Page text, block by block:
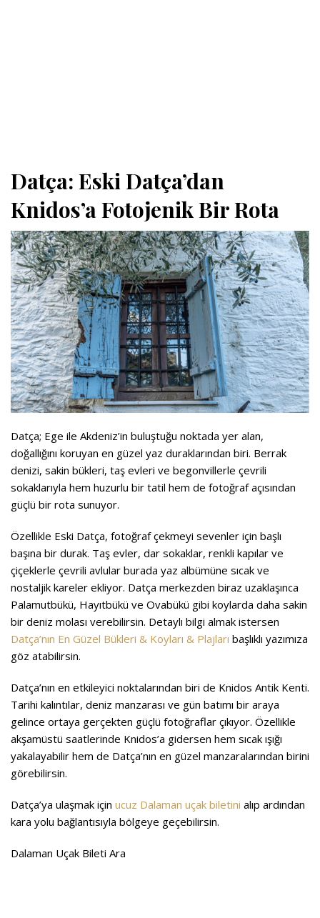
Datça: Eski Datça’dan
Knidos’a Fotojenik Bir Rota
Datça; Ege ile Akdeniz’in buluştuğu noktada yer alan,
doğallığını koruyan en güzel yaz duraklarından biri. Berrak
denizi, sakin bükleri, taş evleri ve begonvillerle çevrili
sokaklarıyla hem huzurlu bir tatil hem de fotoğraf açısından
güçlü bir rota sunuyor.
Özellikle Eski Datça, fotoğraf çekmeyi sevenler için başlı
başına bir durak. Taş evler, dar sokaklar, renkli kapılar ve
çiçeklerle çevrili avlular burada yaz albümüne sıcak ve
nostaljik kareler ekliyor. Datça merkezden biraz uzaklaşınca
Palamutbükü, Hayıtbükü ve Ovabükü gibi koylarda daha sakin
bir deniz molası verebilirsin. Detaylı bilgi almak istersen
Datça’nın En Güzel Bükleri & Koyları & Plajları başlıklı yazımıza
göz atabilirsin.
Datça’nın en etkileyici noktalarından biri de Knidos Antik Kenti.
Tarihi kalıntılar, deniz manzarası ve gün batımı bir araya
gelince ortaya gerçekten güçlü fotoğraflar çıkıyor. Özellikle
akşamüstü saatlerinde Knidos’a gidersen hem sıcak ışığı
yakalayabilir hem de Datça’nın en güzel manzaralarından birini
görebilirsin.
Datça’ya ulaşmak için ucuz Dalaman uçak biletini alıp ardından
kara yolu bağlantısıyla bölgeye geçebilirsin.
Dalaman Uçak Bileti Ara